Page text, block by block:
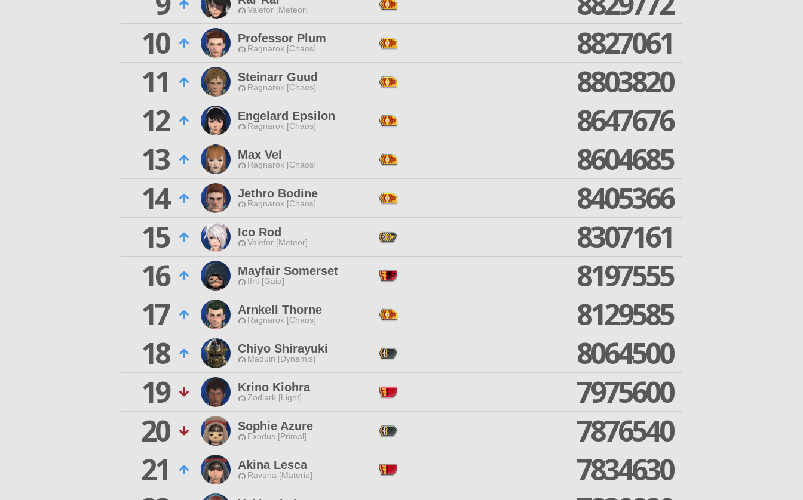
Valefor [Meteor]
10
Professor Plum
Ragnarok [Chaos]
8827061
11
Steinarr Guud
Ragnarok [Chaos]
8803820
12
Engelard Epsilon
Ragnarok [Chaos]
8647676
13
Max Vel
Ragnarok [Chaos]
8604685
14
Jethro Bodine
Ragnarok [Chaos]
8405366
15
Ico Rod
Valefor [Meteor]
8307161
16
Mayfair Somerset
Ifrit [Gaia]
8197555
17
Arnkell Thorne
Ragnarok [Chaos]
8129585
18
Chiyo Shirayuki
Maduin [Dynamis]
8064500
19
Krino Kiohra
Zodiark [Light]
7975600
20
Sophie Azure
Exodus [Primal]
7876540
21
Akina Lesca
Ravana [Materia]
7834630